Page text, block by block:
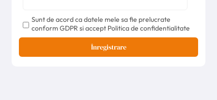
Sunt de acord ca datele mele sa fie prelucrate
conform GDPR si accept Politica de confidentialitate
Înregistrare